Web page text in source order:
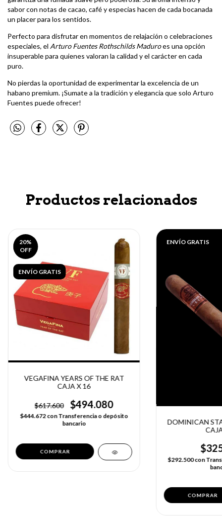
sabor con notas de cacao, café y especias hacen de cada bocanada
un placer para los sentidos.
Perfecto para disfrutar en momentos de relajación o celebraciones
especiales, el Arturo Fuentes Rothschilds Maduroes una opción
insuperable para quienes valoran la calidad y el carácter en cada
puro.
No pierdas la oportunidad de experimentar la excelencia de un
habano premium. ¡Sumate a la tradición y elegancia que solo Arturo
Fuentes puede ofrecer!
Productos relacionados
20%
OFF
ENVÍO GRATIS
VEGAFINA YEARS OF THE RAT
CAJA X 16
$617.600 $494.080
$444.672conTransferencia o depósito
bancario
ENVÍO GRATIS
DOMINICAN
$292.500con